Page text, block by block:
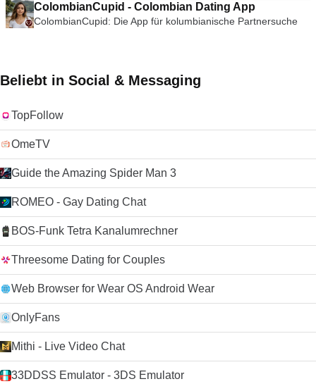
ColombianCupid - Colombian Dating App
ColombianCupid: Die App für kolumbianische Partnersuche
Beliebt in Social & Messaging
TopFollow
OmeTV
Guide the Amazing Spider Man 3
ROMEO - Gay Dating Chat
BOS-Funk Tetra Kanalumrechner
Threesome Dating for Couples
Web Browser for Wear OS Android Wear
OnlyFans
Mithi - Live Video Chat
33DDSS Emulator - 3DS Emulator